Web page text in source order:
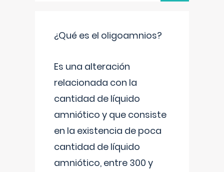
¿Qué es el oligoamnios?
Es una alteración
relacionada con la
cantidad de líquido
amniótico y que consiste
en la existencia de poca
cantidad de líquido
amniótico, entre 300 y